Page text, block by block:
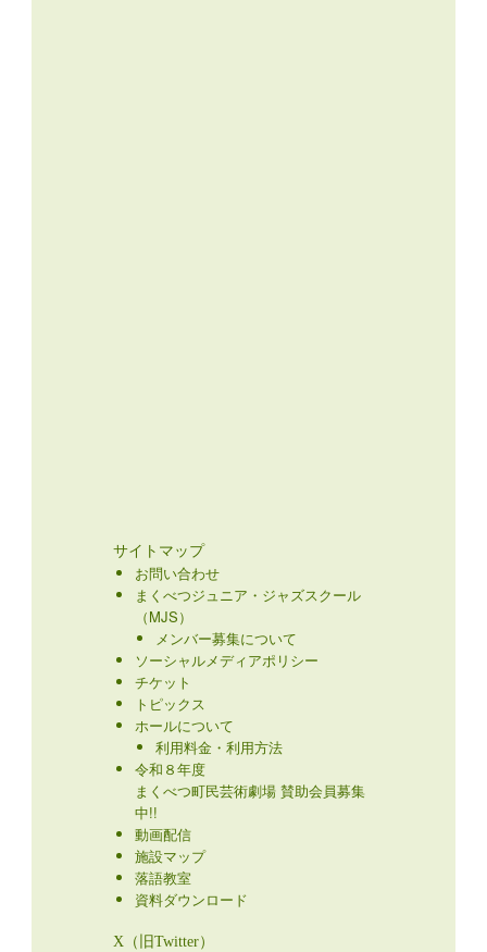
サイトマップ
お問い合わせ
まくべつジュニア・ジャズスクール
（MJS）
メンバー募集について
ソーシャルメディアポリシー
チケット
トピックス
ホールについて
利用料金・利用方法
令和８年度
まくべつ町民芸術劇場 賛助会員募集
中!!
動画配信
施設マップ
落語教室
資料ダウンロード
X（旧Twitter）